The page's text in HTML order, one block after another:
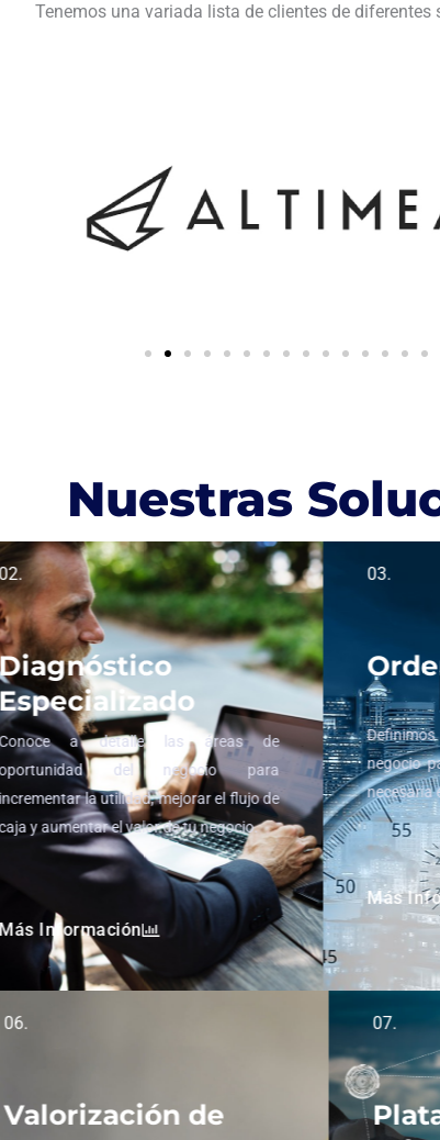
Tenemos una variada lista de clientes de diferentes
Nuestras
02.
Diagnóstico
Especializado
Conoce a detalle las áreas de
oportunidad del negocio para
incrementar la utilidad, mejorar el flujo de
caja y aumentar el valor de tu negocio.
Más Información
03.
negocio
Más
06.
Valorización de
07.